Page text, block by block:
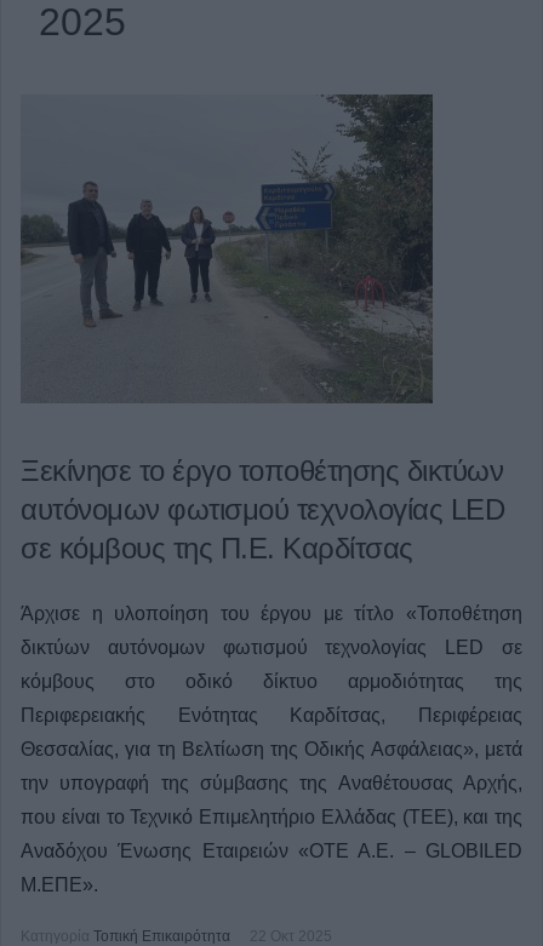
2025
Ξεκίνησε το έργο τοποθέτησης δικτύων
αυτόνομων φωτισμού τεχνολογίας LED
σε κόμβους της Π.Ε. Καρδίτσας
Άρχισε η υλοποίηση του έργου με τίτλο «Τοποθέτηση
δικτύων αυτόνομων φωτισμού τεχνολογίας LED σε
κόμβους στο οδικό δίκτυο αρμοδιότητας της
Περιφερειακής Ενότητας Καρδίτσας, Περιφέρειας
Θεσσαλίας, για τη Βελτίωση της Οδικής Ασφάλειας», μετά
την υπογραφή της σύμβασης της Αναθέτουσας Αρχής,
που είναι το Τεχνικό Επιμελητήριο Ελλάδας (ΤΕΕ), και της
Αναδόχου Ένωσης Εταιρειών «ΟΤΕ Α.Ε. – GLOBILED
Μ.ΕΠΕ».
Κατηγορία Τοπική Επικαιρότητα 22 Οκτ 2025